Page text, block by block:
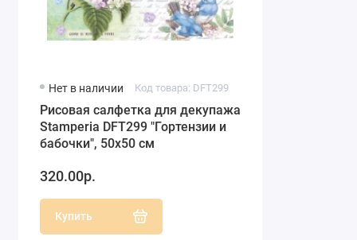
Нет в наличии Код товара: DFT299
Рисовая салфетка для декупажа
Stamperia DFT299 "Гортензии и
бабочки", 50х50 см
320.00р.
Купить